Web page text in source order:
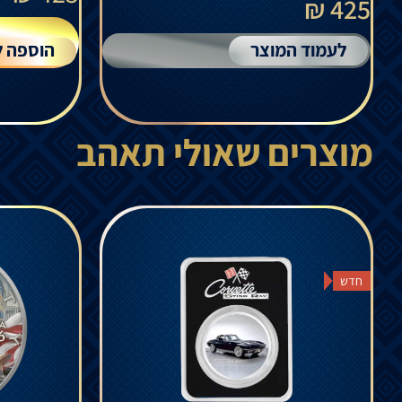
425 ₪
לעמוד המוצר הוספה
מוצרים שאולי תאהב
חדש